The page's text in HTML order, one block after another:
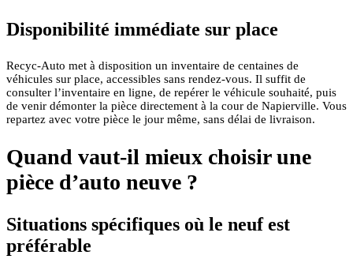
Disponibilité immédiate sur place
Recyc‑Auto met à disposition un inventaire de centaines de
véhicules sur place, accessibles sans rendez-vous. Il suffit de
consulter l’inventaire en ligne, de repérer le véhicule souhaité, puis
de venir démonter la pièce directement à la cour de Napierville. Vous
repartez avec votre pièce le jour même, sans délai de livraison.
Quand vaut-il mieux choisir une
pièce d’auto neuve ?
Situations spécifiques où le neuf est
préférable